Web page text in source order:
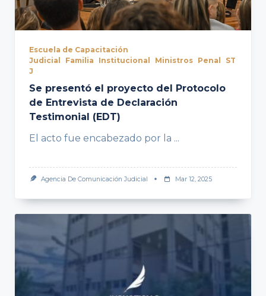
Escuela de Capacitación
Judicial
Familia Institucional Ministros Penal
ST
J
Se presentó el proyecto del Protocolo
de Entrevista de Declaración
Testimonial (EDT)
El acto fue encabezado por la ...
Agencia De Comunicación Judicial Mar 12, 2025